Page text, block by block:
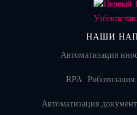
НАШИ
Автоматизация
RPA. Роботизация
Автоматизация